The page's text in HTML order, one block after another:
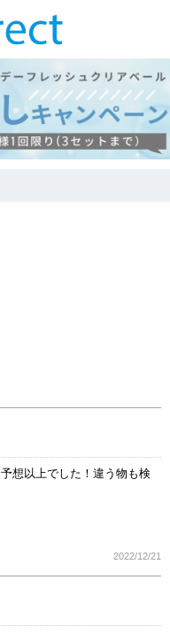
想以上でした！違う物も検
2022/12/21